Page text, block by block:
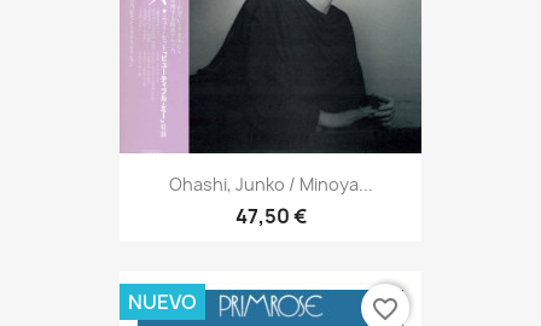
Ohashi, Junko / Minoya...
47,50 €
NUEVO favorite_border